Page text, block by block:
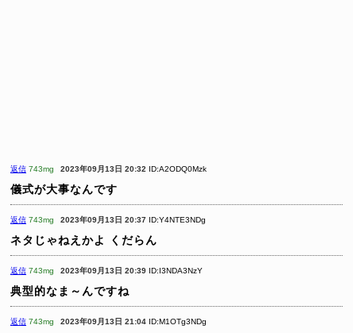
返信 743mg 2023年09月13日 20:32 ID:A2ODQ0Mzk
儀式が大事なんです
返信 743mg 2023年09月13日 20:37 ID:Y4NTE3NDg
ネタじゃねえかよ くだらん
返信 743mg 2023年09月13日 20:39 ID:I3NDA3NzY
典型的なま～んですね
返信 743mg 2023年09月13日 21:04 ID:M1OTg3NDg